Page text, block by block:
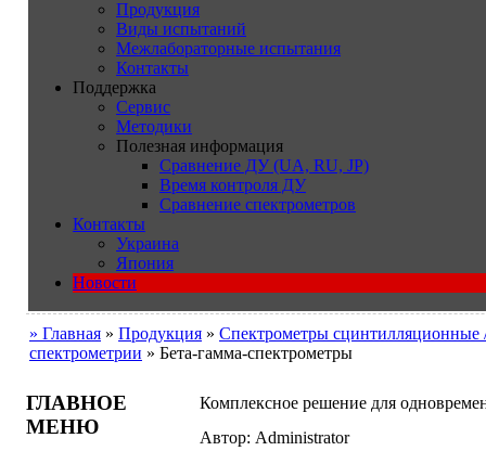
Продукция
Виды испытаний
Межлабораторные испытания
Контакты
Поддержка
Сервис
Методики
Полезная информация
Сравнение ДУ (UA, RU, JP)
Время контроля ДУ
Сравнение спектрометров
Контакты
Украина
Япония
Новости
» Главная » Продукция » Cпектрометры
спектрометрии » Бета-гамма-спектрометры
ГЛАВНОЕ
МЕНЮ
Комплексное решение для
Автор: Administrator